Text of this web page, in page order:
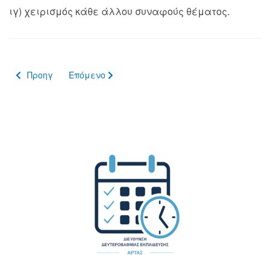
ιγ) χειρισμός κάθε άλλου συναφούς θέματος.
Προηγούμενο άρθρο: Τμήμα Α' Διοικητικού
Προηγ Επόμενο άρθρο: Τμήμα Γ' Προσωπικού
Επόμενο